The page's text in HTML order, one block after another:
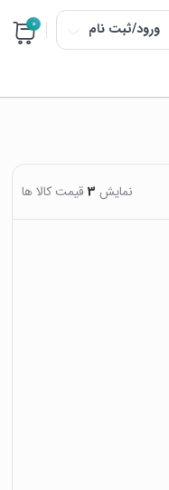
ورود/ثبت نام 0
نمایش 3 قیمت کالا ها